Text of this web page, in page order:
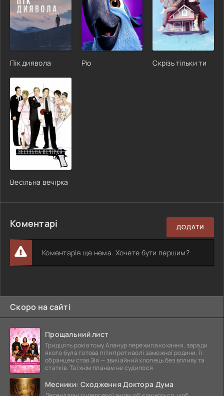
Пік диявола Ріо Скрізь тільки ти
Весільна вечірка
Коментарі ДОДАТИ
Коментарів ще нема. Хочете бути першим?
Скоро на сайті
Прощальний лист
Тридцять років тому Аланур пережила кохання, заради
якого була готова піти проти волі заможної родини. Її
обранцем став Зія — звичайний хлопець без впливу та
статків. Та їхнім планам не судилося
Месники: Сходження Доктора Дума